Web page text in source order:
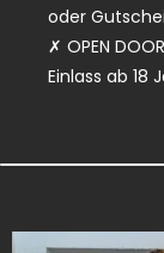
oder
✗ OPEN
Einlass ab 18